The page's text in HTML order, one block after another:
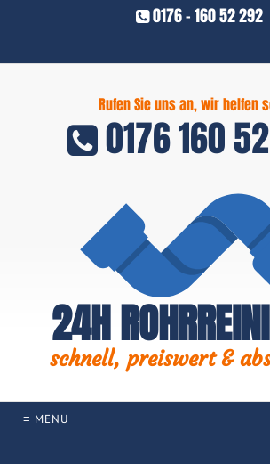
0176 - 160 52 292
Rufen Sie uns an, wir helfen
0176 160
24H
schnell, preiswert &
≡ MENU